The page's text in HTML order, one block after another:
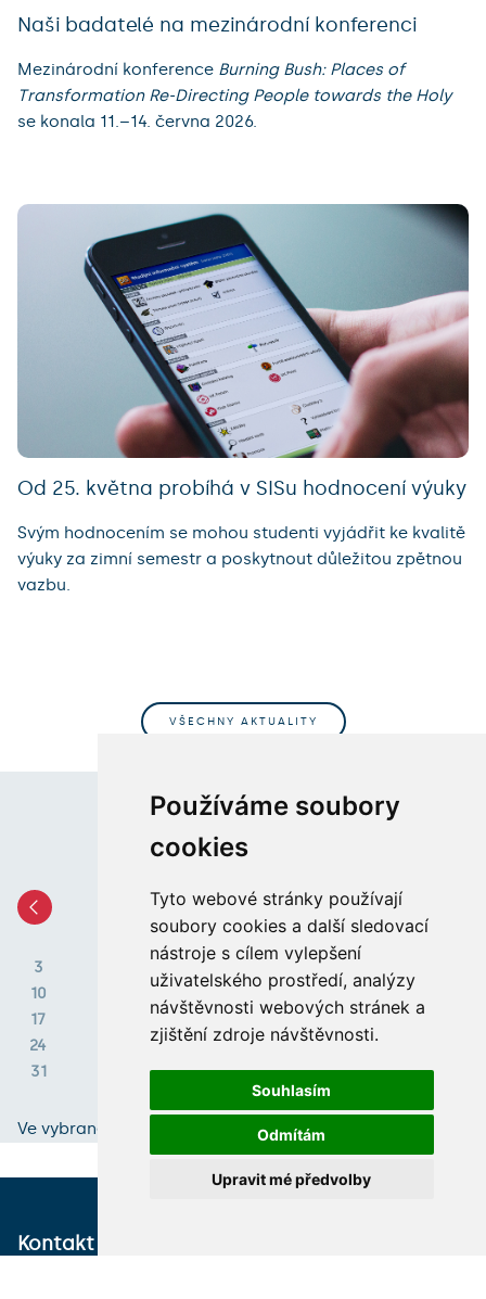
Používáme soubory
cookies
Tyto webové stránky používají
soubory cookies a další sledovací
nástroje s cílem vylepšení
uživatelského prostředí, analýzy
návštěvnosti webových stránek a
zjištění zdroje návštěvnosti.
Souhlasím
Odmítám
Upravit mé předvolby
Naši badatelé na mezinárodní konferenci
Mezinárodní konference Burning Bush: Places of
Transformation Re-Directing People towards the Holy
se konala 11.–14. června 2026.
Od 25. května probíhá v SISu hodnocení výuky
Svým hodnocením se mohou studenti vyjádřit ke kvalitě
výuky za zimní semestr a poskytnout důležitou zpětnou
vazbu.
VŠECHNY AKTUALITY
Události
Srpen 2026
3
10
13 15
17
19 20 21 22
24
26 27 28 29
31
Ve vybraném měsíci se nekonají žádné akce.
Kontakt